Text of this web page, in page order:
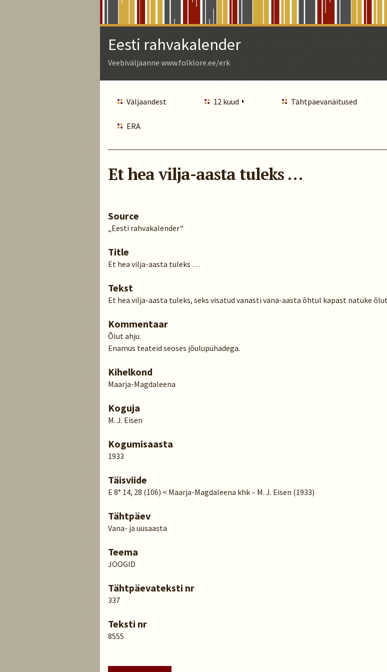
Eesti rahvakalender
Veebiväljaanne www.folklore.ee/erk
Väljaandest 12 kuud Tähtpäevanäitused
ERA
Et hea vilja-aasta tuleks …
Source
„Eesti rahvakalender“
Title
Et hea vilja-aasta tuleks …
Tekst
Et hea vilja-aasta tuleks, seks visatud vanasti vana-aasta õhtul kapast natuke
Kommentaar
Õlut ahju.
Enamus teateid seoses jõulupühadega.
Kihelkond
Maarja-Magdaleena
Koguja
M. J. Eisen
Kogumisaasta
1933
Täisviide
E 8° 14, 28 (106) < Maarja-Magdaleena khk – M. J. Eisen (1933)
Tähtpäev
Vana- ja uusaasta
Teema
JOOGID
Tähtpäevateksti nr
337
Teksti nr
8555